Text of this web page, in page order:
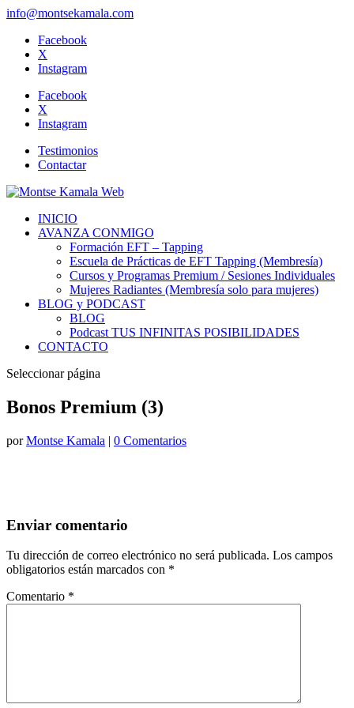
info@montsekamala.com
Facebook
X
Instagram
Facebook
X
Instagram
Testimonios
Contactar
INICIO
AVANZA CONMIGO
Formación EFT – Tapping
Escuela de Prácticas de EFT Tapping (Membresía)
Cursos y Programas Premium / Sesiones Individuales
Mujeres Radiantes (Membresía solo para mujeres)
BLOG y PODCAST
BLOG
Podcast TUS INFINITAS POSIBILIDADES
CONTACTO
Seleccionar página
Bonos Premium (3)
porMontse Kamala | 0 Comentarios
Enviar comentario
Tu dirección de correo electrónico no será publicada. Los campos
obligatorios están marcados con *
Comentario *